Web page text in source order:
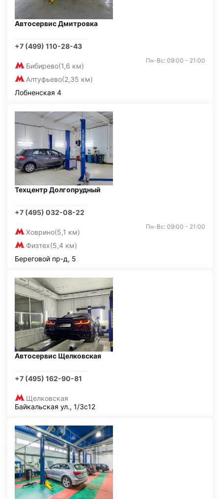
Автосервис Дмитровка
+7 (499) 110-28-43
Бибирево(1,6 км)
Алтуфьево(2,35 км)
Пн-Вс: 09:00 - 21:00
Лобненская 4
Техцентр Долгопрудный
+7 (495) 032-08-22
Ховрино(5,1 км)
Физтех(5,4 км)
Пн-Вс: 09:00 - 21:00
Береговой пр-д, 5
Автосервис Щелковская
+7 (495) 162-90-81
Щелковская
Байкальская ул., 1/3с12